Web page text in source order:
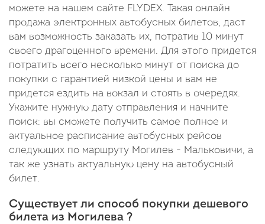
можете на нашем сайте FLYDEX. Такая онлайн
продажа электронных автобусных билетов, даст
вам возможность заказать их, потратив 10 минут
своего драгоценного времени. Для этого придется
потратить всего несколько минут от поиска до
покупки с гарантией низкой цены и вам не
придется ездить на вокзал и стоять в очередях.
Укажите нужную дату отправления и начните
поиск: вы сможете получить самое полное и
актуальное расписание автобусных рейсов
следующих по маршруту Могилев - Мальковичи, а
так же узнать актуальную цену на автобусный
билет.
Существует ли способ покупки дешевого
билета из Могилева ?